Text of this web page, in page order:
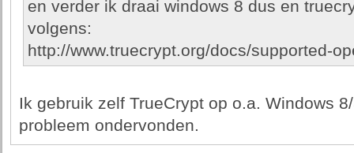
en verder ik draai windows 8 dus en
volgens:
http://www.truecrypt.org/docs/supported-
Ik gebruik zelf TrueCrypt op o.a. Windows
probleem ondervonden.